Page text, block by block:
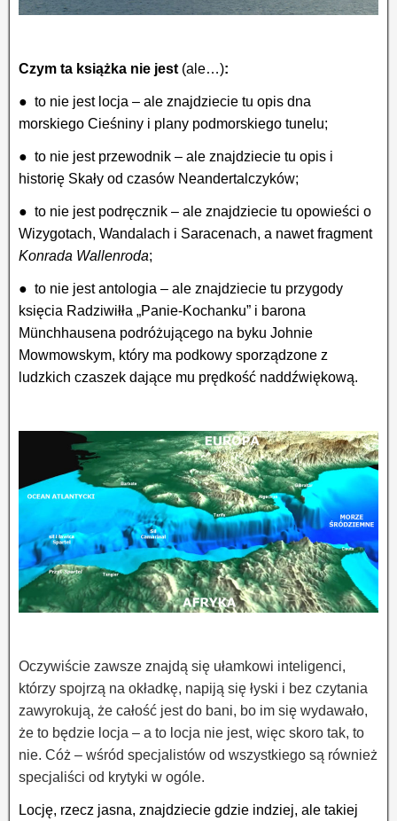
Czym ta książka nie jest (ale…):
● to nie jest locja – ale znajdziecie tu opis dna
morskiego Cieśniny i plany podmorskiego tunelu;
● to nie jest przewodnik – ale znajdziecie tu opis i
historię Skały od czasów Neandertalczyków;
● to nie jest podręcznik – ale znajdziecie tu opowieści o
Wizygotach, Wandalach i Saracenach, a nawet fragment
Konrada Wallenroda;
● to nie jest antologia – ale znajdziecie tu przygody
księcia Radziwiłła „Panie-Kochanku” i barona
Münchhausena podróżującego na byku Johnie
Mowmowskym, który ma podkowy sporządzone z
ludzkich czaszek dające mu prędkość naddźwiękową.
Oczywiście zawsze znajdą się ułamkowi inteligenci,
którzy spojrzą na okładkę, napiją się łyski i bez czytania
zawyrokują, że całość jest do bani, bo im się wydawało,
że to będzie locja – a to locja nie jest, więc skoro tak, to
nie. Cóż – wśród specjalistów od wszystkiego są również
specjaliści od krytyki w ogóle.
Locję, rzecz jasna, znajdziecie gdzie indziej, ale takiej